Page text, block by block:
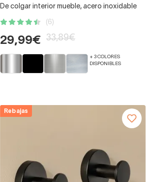
De colgar interior mueble, acero inoxidable
(6)
29,99€ 33,89€
+ 3 COLORES
DISPONIBLES
Rebajas